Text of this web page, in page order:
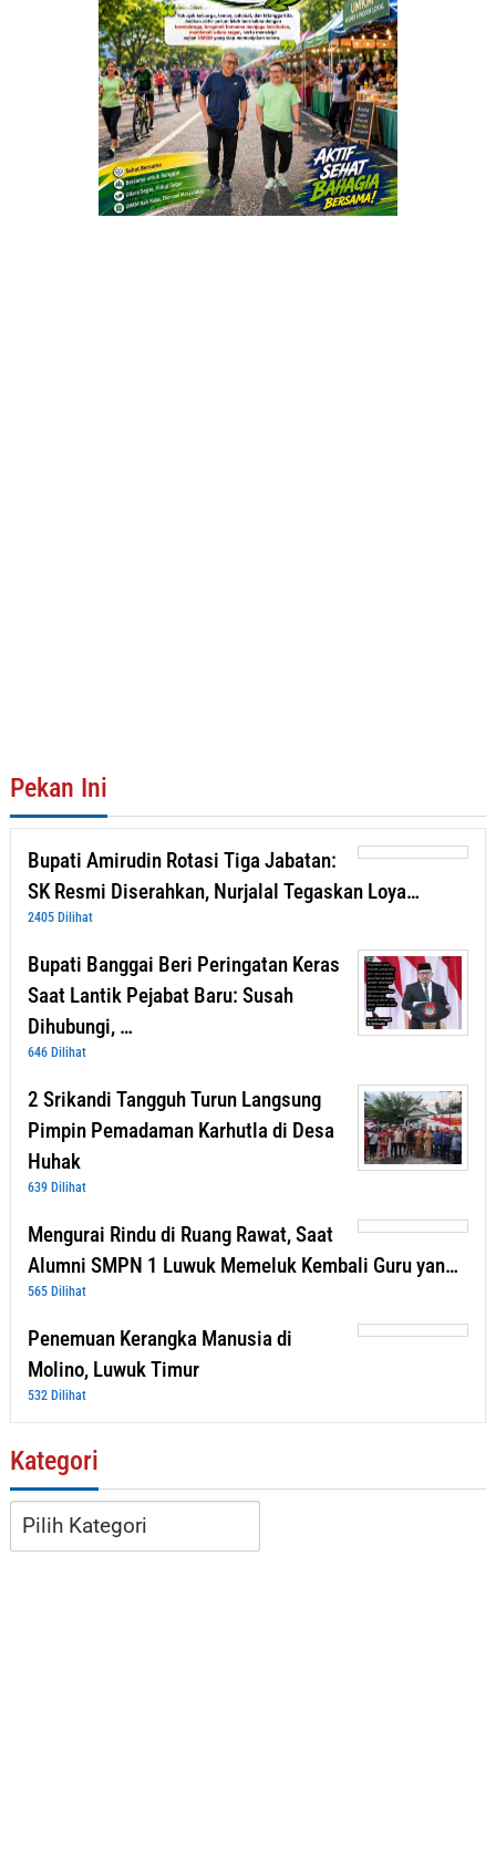
Pekan Ini
Bupati Amirudin Rotasi Tiga Jabatan:
SK Resmi Diserahkan, Nurjalal Tegaskan Loya…
2405 Dilihat
Bupati Banggai Beri Peringatan Keras
Saat Lantik Pejabat Baru: Susah
Dihubungi, …
646 Dilihat
2 Srikandi Tangguh Turun Langsung
Pimpin Pemadaman Karhutla di Desa
Huhak
639 Dilihat
Mengurai Rindu di Ruang Rawat, Saat
Alumni SMPN 1 Luwuk Memeluk Kembali Guru yan…
565 Dilihat
Penemuan Kerangka Manusia di
Molino, Luwuk Timur
532 Dilihat
Kategori
Kategori